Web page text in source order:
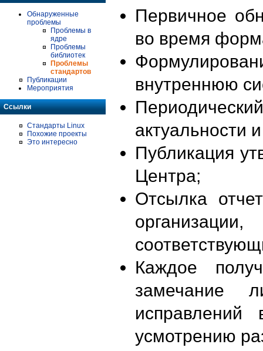
Обнаруженные
проблемы
Проблемы в
ядре
Проблемы
библиотек
Проблемы
стандартов
Публикации
Мероприятия
Ссылки
Стандарты Linux
Похожие проекты
Это интересно
Первичное
во время
внутреннюю
актуальности
Публикация
Центра;
Отсылка
Каждое
замечание
исправлений
усмотрению